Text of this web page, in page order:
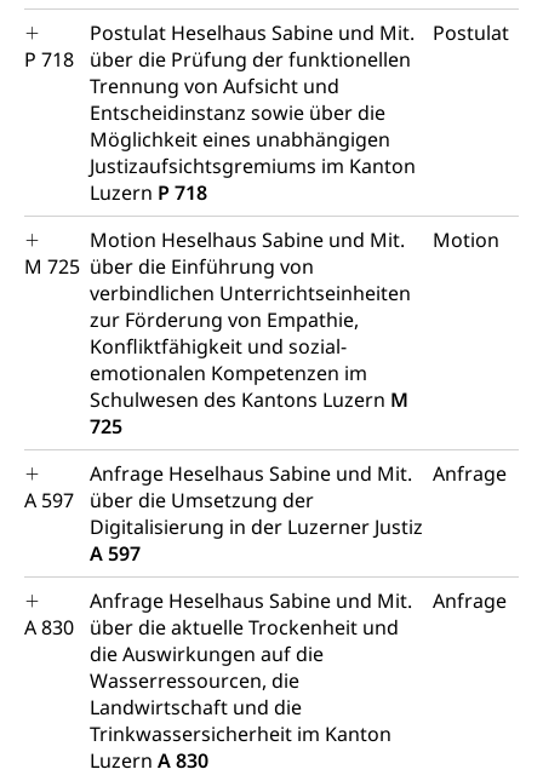
P 718
Postulat Heselhaus Sabine und Mit.
über die Prüfung der funktionellen
Trennung von Aufsicht und
Entscheidinstanz sowie über die
Möglichkeit eines unabhängigen
Justizaufsichtsgremiums im Kanton
Luzern P 718
Postulat
M 725
Motion Heselhaus Sabine und Mit.
über die Einführung von
verbindlichen Unterrichtseinheiten
zur Förderung von Empathie,
Konfliktfähigkeit und sozial-
emotionalen Kompetenzen im
Schulwesen des Kantons Luzern M
725
Motion
A 597
Anfrage Heselhaus Sabine und Mit.
über die Umsetzung der
Digitalisierung in der Luzerner Justiz
A 597
Anfrage
A 830
Anfrage Heselhaus Sabine und Mit.
über die aktuelle Trockenheit und
die Auswirkungen auf die
Wasserressourcen, die
Landwirtschaft und die
Trinkwassersicherheit im Kanton
Luzern A 830
Anfrage
Richtplanung Kanton Luzern (ARE)
Raum und Wirtschaft rawi